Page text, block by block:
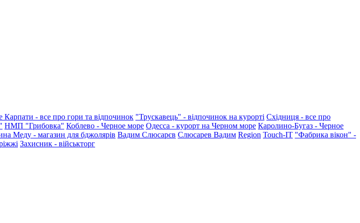
Карпати - все про гори та відпочинок "Трускавець" - відпочинок на курорті Східниця - все про
НМП "Грибовка" Коблево - Черное море Одесса - курорт на Черном море Каролино-Бугаз - Черное
Меду - магазин для бджолярів Вадим Слюсарєв Слюсарев Вадим Region Touch-IT "Фабрика вікон" -
Захисник - військторг